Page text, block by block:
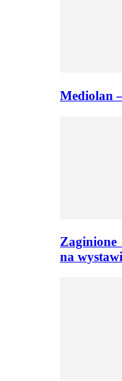
Mediolan
na